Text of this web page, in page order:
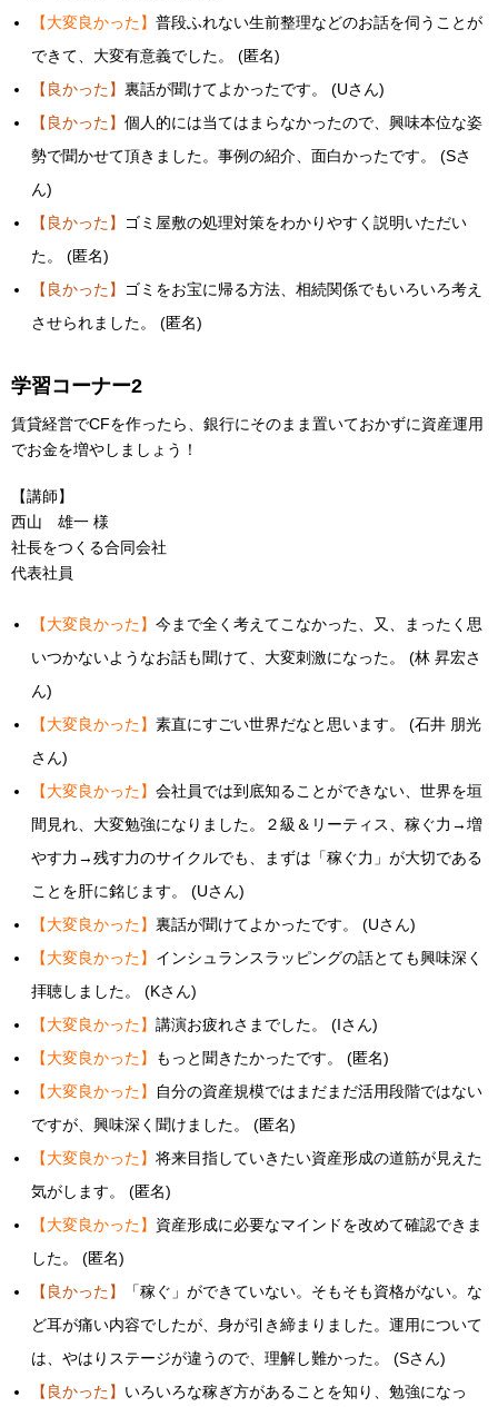
【大変良かった】普段ふれない生前整理などのお話を伺うことが
できて、大変有意義でした。 (匿名)
【良かった】裏話が聞けてよかったです。 (Uさん)
【良かった】個人的には当てはまらなかったので、興味本位な姿
勢で聞かせて頂きました。事例の紹介、面白かったです。 (Sさ
ん)
【良かった】
ゴミ屋敷の処理対策をわかりやすく説明いただい
た。 (匿名)
【良かった】
ゴミをお宝に帰る方法、相続関係でもいろいろ考え
させられました。 (匿名)
学習コーナー2
賃貸経営でCFを作ったら、銀行にそのまま置いておかずに資産運用
でお金を増やしましょう！
【講師】
西山 雄一 様
社長をつくる合同会社
代表社員
【大変良かった】今まで全く考えてこなかった、又、まったく思
いつかないようなお話も聞けて、大変刺激になった。 (林 昇宏さ
ん)
【大変良かった】素直にすごい世界だなと思います。 (石井 朋光
さん)
【大変良かった】会社員では到底知ることができない、世界を垣
間見れ、大変勉強になりました。２級＆リーティス、稼ぐ力→増
やす力→残す力のサイクルでも、まずは「稼ぐ力」が大切である
ことを肝に銘じます。 (Uさん)
【大変良かった】裏話が聞けてよかったです。 (Uさん)
【大変良かった】 インシュランスラッピングの話とても興味深く
拝聴しました。 (Kさん)
【大変良かった】講演お疲れさまでした。 (Iさん)
【大変良かった】
もっと聞きたかったです。 (匿名)
【大変良かった】
自分の資産規模ではまだまだ活用段階ではない
ですが、興味深く聞けました。 (匿名)
【大変良かった】将来目指していきたい資産形成の道筋が見えた
気がします。 (匿名)
【大変良かった】 資産形成に必要なマインドを改めて確認できま
した。 (匿名)
【良かった】
「稼ぐ」ができていない。そもそも資格がない。な
ど耳が痛い内容でしたが、身が引き締まりました。運用について
は、やはりステージが違うので、理解し難かった。 (Sさん)
【良かった】 いろいろな稼ぎ方があることを知り、勉強になっ